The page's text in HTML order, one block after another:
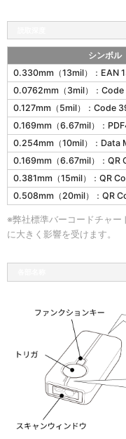
w
i
Y
o
の
読
取
深
シンボル
0.330mm（13mil）：EAN
0.0762mm（3mil）：
0.127mm（5mil）：Code
0.169mm（6.67mil）：
0.254mm（10mil）：Data
0.169mm（6.67mil）：QR
0.381mm（15mil）：QR
0.508mm（20mil）：QR
※弊社標準バーコードチャー
に大きく影響を受けます。